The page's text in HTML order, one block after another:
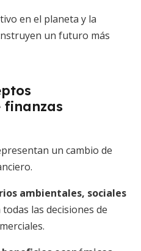
en el planeta y la
un futuro más
finanzas
un cambio de
ambientales, sociales
todas las decisiones de